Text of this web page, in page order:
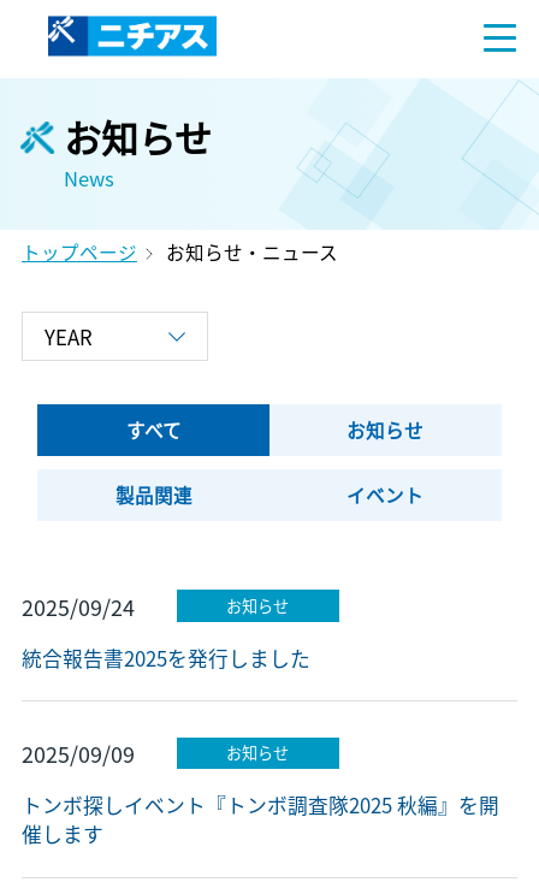
お知らせ
News
トップページ お知らせ・ニュース
すべて お知らせ
製品関連 イベント
2025/09/24 お知らせ
統合報告書2025を発行しました
2025/09/09 お知らせ
トンボ探しイベント『トンボ調査隊2025 秋編』を開
催します